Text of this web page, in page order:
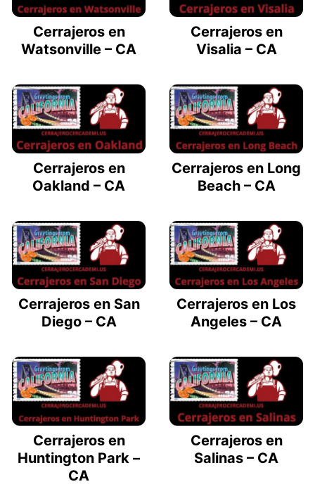
Cerrajeros en
Watsonville – CA
Cerrajeros en
Visalia – CA
Cerrajeros en
Oakland – CA
Cerrajeros en Long
Beach – CA
Cerrajeros en San
Diego – CA
Cerrajeros en Los
Angeles – CA
Cerrajeros en
Huntington Park –
CA
Cerrajeros en
Salinas – CA